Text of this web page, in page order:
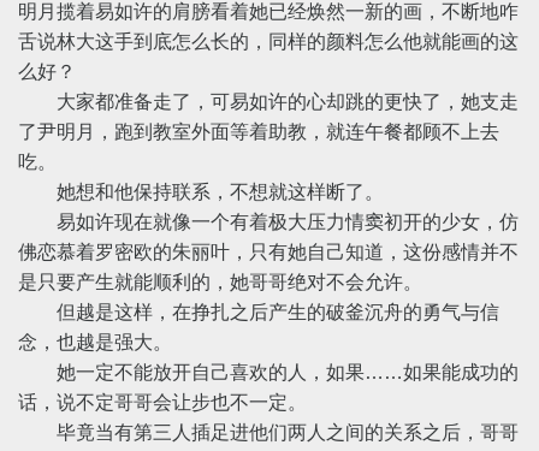
明月揽着易如许的肩膀看着她已经焕然一新的画，不断地咋
舌说林大这手到底怎么长的，同样的颜料怎么他就能画的这
么好？
大家都准备走了，可易如许的心却跳的更快了，她支走
了尹明月，跑到教室外面等着助教，就连午餐都顾不上去
吃。
她想和他保持联系，不想就这样断了。
易如许现在就像一个有着极大压力情窦初开的少女，仿
佛恋慕着罗密欧的朱丽叶，只有她自己知道，这份感情并不
是只要产生就能顺利的，她哥哥绝对不会允许。
但越是这样，在挣扎之后产生的破釜沉舟的勇气与信
念，也越是强大。
她一定不能放开自己喜欢的人，如果……如果能成功的
话，说不定哥哥会让步也不一定。
毕竟当有第三人插足进他们两人之间的关系之后，哥哥